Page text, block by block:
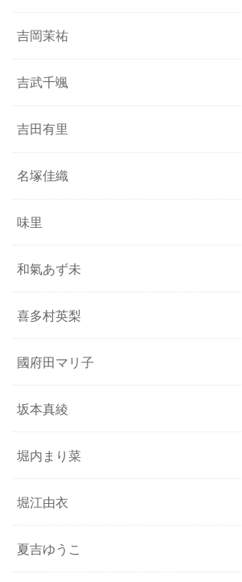
吉岡茉祐
吉武千颯
吉田有里
名塚佳織
味里
和氣あず未
喜多村英梨
國府田マリ子
坂本真綾
堀内まり菜
堀江由衣
夏吉ゆうこ